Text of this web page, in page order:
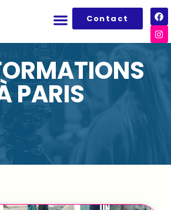
Contact
PARIS